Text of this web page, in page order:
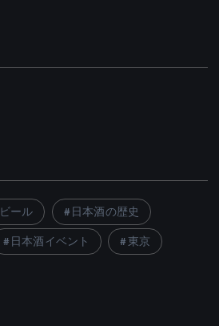
ビール 日本酒の歴史
日本酒イベント 東京